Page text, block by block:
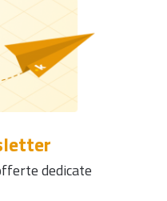
dedicate